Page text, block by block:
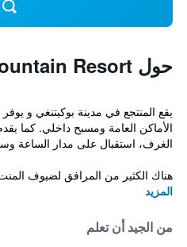
حول Parai Mountain Resort
يقع المنتجع في مدينة بوكيتنغي و
الأماكن العامة ومسبح داخلي. كما
الغرف، استقبال على مدار الساعة
هناك الكثير من المرافق لضيوف
المزيد
من الجيد أن تعلم